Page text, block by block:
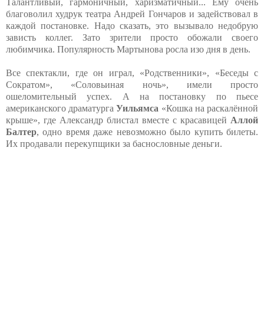
Талантливый, гармоничный, харизматичный... Ему очень
благоволил худрук театра Андрей Гончаров и задействовал в
каждой постановке. Надо сказать, это вызывало недобрую
зависть коллег. Зато зрители просто обожали своего
любимчика. Популярность Мартынова росла изо дня в день.
Все спектакли, где он играл, «Родственники», «Беседы с
Сократом», «Соловьиная ночь», имели просто
ошеломительный успех. А на постановку по пьесе
американского драматургаУильямса «Кошка на раскалённой
крыше», где Александр блистал вместе с красавицей Аллой
Балтер, одно время даже невозможно было купить билеты.
Их продавали перекупщики за баснословные деньги.